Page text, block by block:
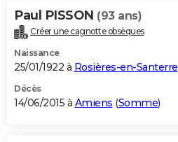
Paul PISSON (93 ans)
Créer une cagnotte obsèques
Naissance
25/01/1922 à Rosières-en-Santerre
Décès
14/06/2015 à Amiens (Somme)